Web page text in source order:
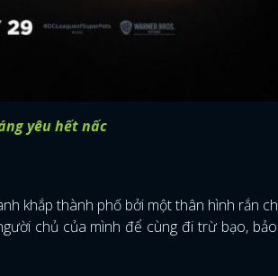
yêu hết nấc
khắp thành phố bởi một thân hình rắn
chủ của mình để cùng đi trừ bạo,